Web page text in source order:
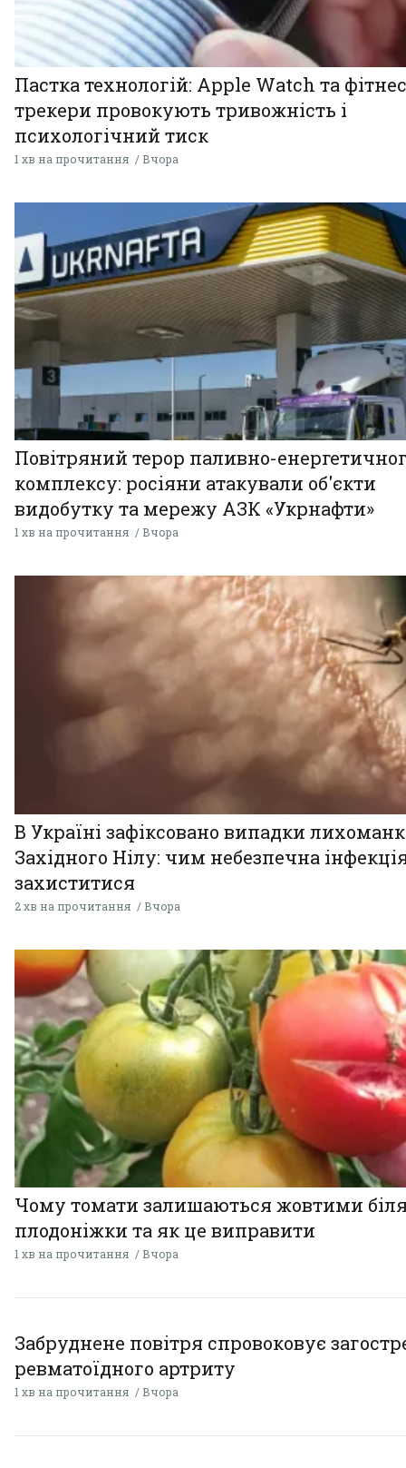
Пастка технологій: Apple Watch та
трекери провокують тривожність і
психологічний тиск
1 хв на прочитання Вчора
Повітряний терор паливно-
комплексу: росіяни атакували об'єкти
видобутку та мережу АЗК «Укрнафти»
1 хв на прочитання Вчора
В Україні зафіксовано випадки
Західного Нілу: чим небезпечна
захиститися
2 хв на прочитання Вчора
Чому томати залишаються жовтими
плодоніжки та як це виправити
1 хв на прочитання Вчора
Забруднене повітря спровоковує
ревматоїдного артриту
1 хв на прочитання Вчора